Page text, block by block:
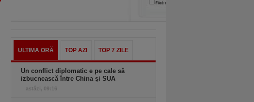
ULTIMA ORĂ TOP AZI TOP 7 ZILE
Un conflict diplomatic e pe cale să
izbucnească între China şi SUA
astăzi, 09:16